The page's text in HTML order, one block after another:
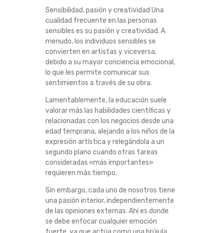
Sensibilidad, pasión y creatividad Una
cualidad frecuente en las personas
sensibles es su pasión y creatividad. A
menudo, los individuos sensibles se
convierten en artistas y viceversa,
debido a su mayor conciencia emocional,
lo que les permite comunicar sus
sentimientos a través de su obra.
Lamentablemente, la educación suele
valorar más las habilidades científicas y
relacionadas con los negocios desde una
edad temprana, alejando a los niños de la
expresión artística y relegándola a un
segundo plano cuando otras tareas
consideradas «más importantes»
requieren más tiempo.
Sin embargo, cada uno de nosotros tiene
una pasión interior, independientemente
de las opiniones externas. Ahí es donde
se debe enfocar cualquier emoción